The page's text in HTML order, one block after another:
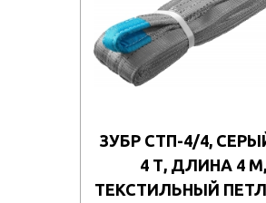
ЗУБР СТП-4/4,
4 Т, ДЛИНА 4 М,
ТЕКСТИЛЬНЫЙ